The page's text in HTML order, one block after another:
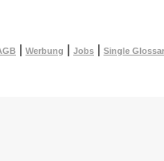
Werbung Jobs Single Glossar